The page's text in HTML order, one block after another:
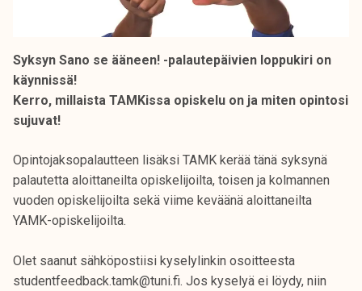
Syksyn Sano se ääneen! -palautepäivien loppukiri on
käynnissä!
Kerro, millaista TAMKissa opiskelu on ja miten opintosi
sujuvat!
Opintojaksopalautteen lisäksi TAMK kerää tänä syksynä
palautetta aloittaneilta opiskelijoilta, toisen ja kolmannen
vuoden opiskelijoilta sekä viime keväänä aloittaneilta
YAMK-opiskelijoilta.
Olet saanut sähköpostiisi kyselylinkin osoitteesta
studentfeedback.tamk@tuni.fi. Jos kyselyä ei löydy, niin